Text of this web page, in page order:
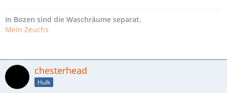
In Bozen sind die Waschräume separat.
Mein Zeuchs
chesterhead
Hulk